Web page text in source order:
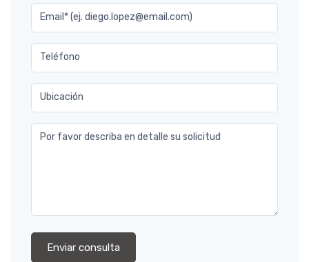
Email* (ej. diego.lopez@email.com)
Teléfono
Ubicación
Por favor describa en detalle su solicitud
Enviar consulta